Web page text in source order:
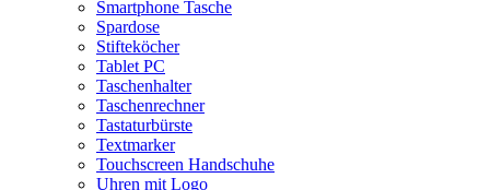
Smartphone Tasche
Spardose
Stifteköcher
Tablet PC
Taschenhalter
Taschenrechner
Tastaturbürste
Textmarker
Touchscreen Handschuhe
Uhren mit Logo